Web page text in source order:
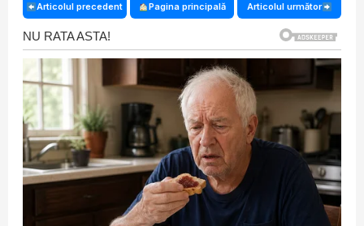
Articolul precedent Pagina principală Articolul următor